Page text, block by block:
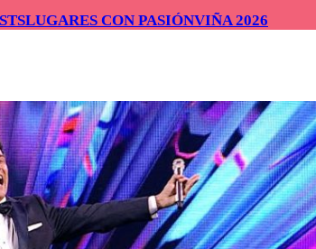
LUGARES CON PASIÓNVIÑA 2026